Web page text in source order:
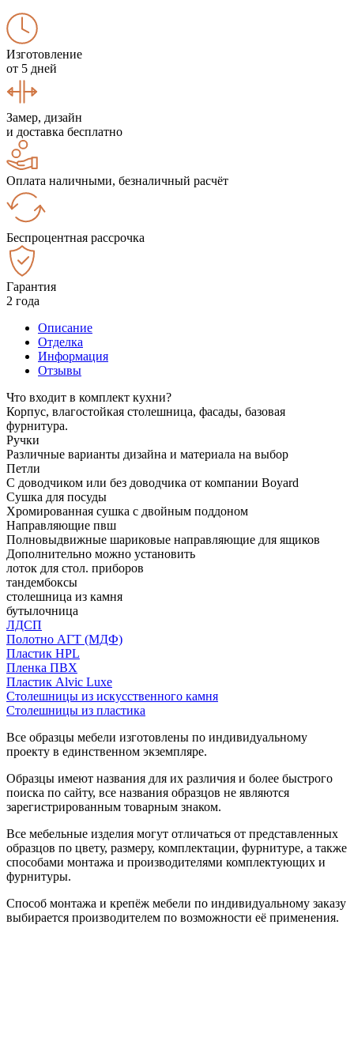
Изготовление
от 5 дней
Замер, дизайн
и доставка бесплатно
Оплата наличными, безналичный расчёт
Беспроцентная рассрочка
Гарантия
2 года
Описание
Отделка
Информация
Отзывы
Что входит в комплект кухни?
Корпус, влагостойкая столешница, фасады, базовая
фурнитура.
Ручки
Различные варианты дизайна и материала на выбор
Петли
С доводчиком или без доводчика от компании Boyard
Сушка для посуды
Хромированная сушка с двойным поддоном
Направляющие пвш
Полновыдвижные шариковые направляющие для ящиков
Дополнительно можно установить
лоток для стол. приборов
тандембоксы
столешница из камня
бутылочница
ЛДСП
Полотно АГТ (МДФ)
Пластик HPL
Пленка ПВХ
Пластик Alvic Luxe
Столешницы из искусственного камня
Столешницы из пластика
Все образцы мебели изготовлены по индивидуальному
проекту в единственном экземпляре.
Образцы имеют названия для их различия и более быстрого
поиска по сайту, все названия образцов не являются
зарегистрированным товарным знаком.
Все мебельные изделия могут отличаться от представленных
образцов по цвету, размеру, комплектации, фурнитуре, а также
способами монтажа и производителями комплектующих и
фурнитуры.
Способ монтажа и крепёж мебели по индивидуальному заказу
выбирается производителем по возможности её применения.